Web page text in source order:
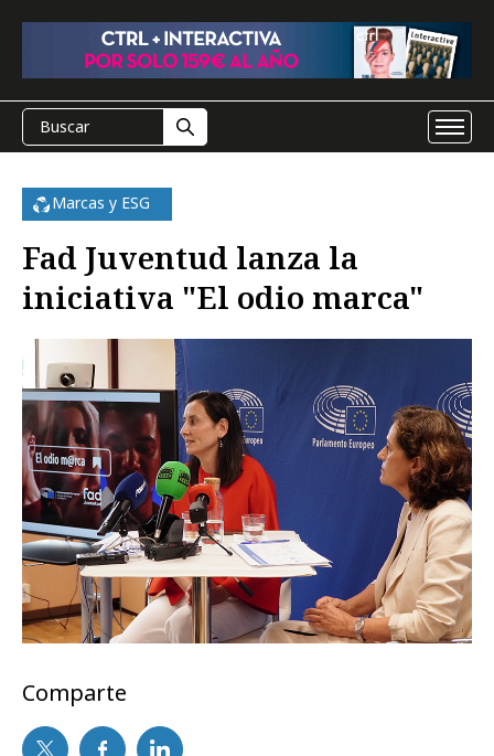
Marcas y ESG
Fad Juventud lanza la
iniciativa "El odio marca"
Comparte